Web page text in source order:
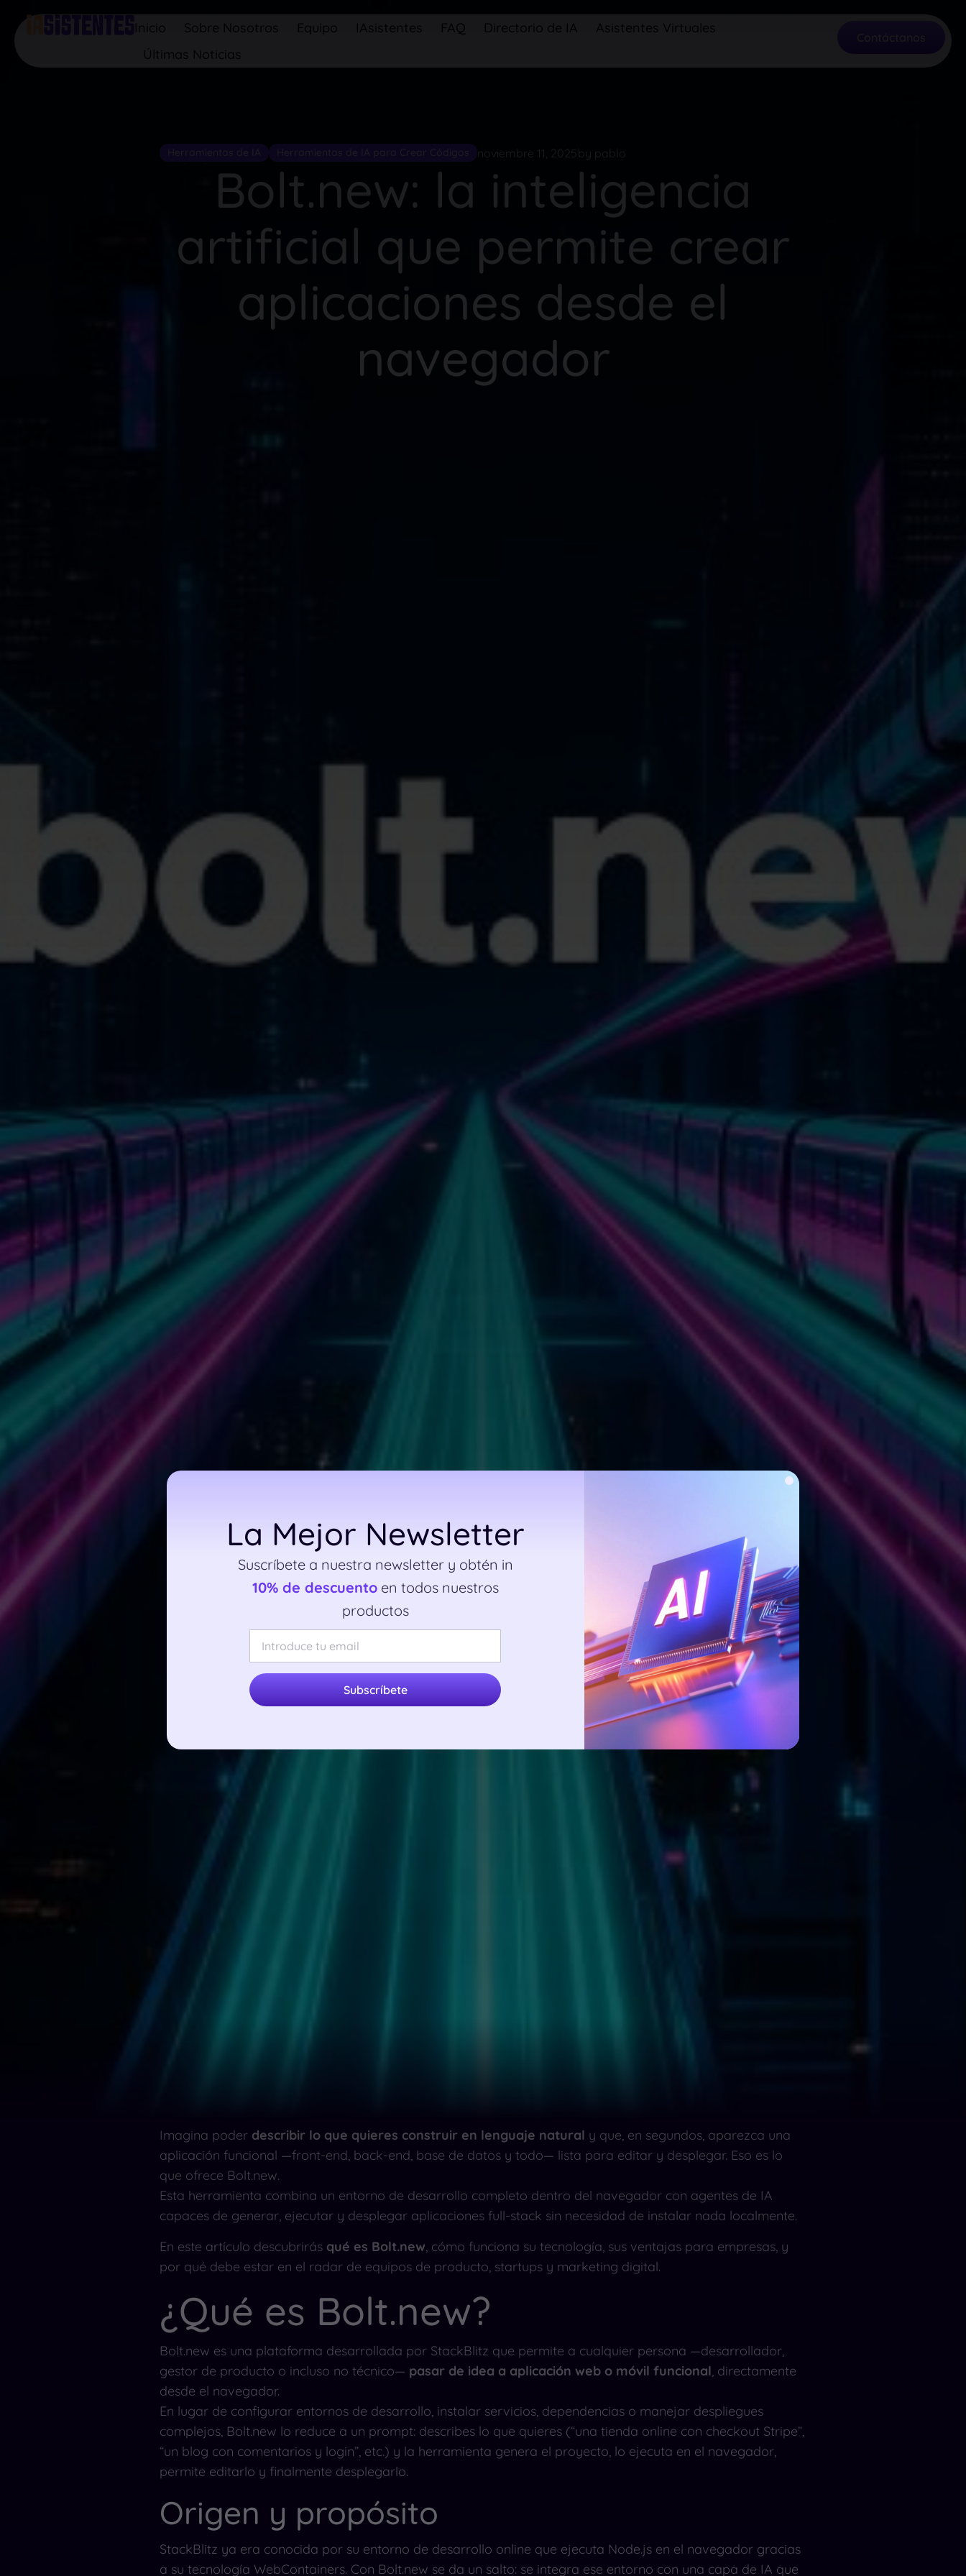
Inicio Sobre Nosotros Equipo IAsistentes FAQ Directorio de IA
Asistentes Virtuales
Últimas Noticias
noviembre 11, 2025 by pablo
Bolt.new: la inteligencia
artificial que permite crear
aplicaciones desde el
navegador
Imagina poder describir lo que quieres construir en lenguaje natural y que, en segundos, aparezca una
aplicación funcional —front-end, back-end, base de datos y todo— lista para editar y desplegar. Eso es lo
que ofrece Bolt.new.
Esta herramienta combina un entorno de desarrollo completo dentro del navegador con agentes de IA
capaces de generar, ejecutar y desplegar aplicaciones full-stack sin necesidad de instalar nada localmente.
En este artículo descubrirás qué es Bolt.new, cómo funciona su tecnología, sus ventajas para empresas, y
por qué debe estar en el radar de equipos de producto, startups y marketing digital.
¿Qué es Bolt.new?
Bolt.new es una plataforma desarrollada por StackBlitz que permite a cualquier persona —desarrollador,
gestor de producto o incluso no técnico— pasar de idea a aplicación web o móvil funcional, directamente
desde el navegador.
En lugar de configurar entornos de desarrollo, instalar servicios, dependencias o manejar despliegues
complejos, Bolt.new lo reduce a un prompt: describes lo que quieres (“una tienda online con checkout Stripe”,
“un blog con comentarios y login”, etc.) y la herramienta genera el proyecto, lo ejecuta en el navegador,
permite editarlo y finalmente desplegarlo.
Origen y propósito
StackBlitz ya era conocida por su entorno de desarrollo online que ejecuta Node.js en el navegador gracias
a su tecnología WebContainers. Con Bolt.new se da un salto: se integra ese entorno con una capa de IA que
La Mejor Newsletter
Suscríbete a nuestra newsletter y obtén in
10% de descuentoen todos nuestros
productos
Subscríbete